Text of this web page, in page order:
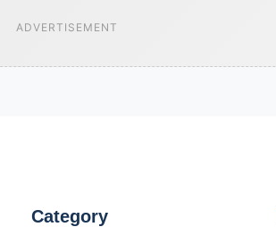
ADVERTISEMENT
Category